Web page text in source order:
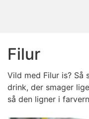
Filur
Vild med Filur is? Så
drink, der smager
så den ligner i